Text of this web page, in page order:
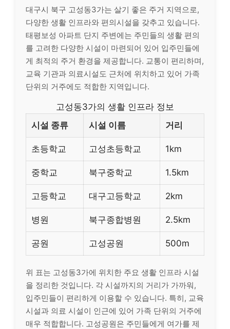
대구시 북구 고성동3가는 살기 좋은 주거 지역으로,
다양한 생활 인프라와 편의시설을 갖추고 있습니다.
태평보성 아파트 단지 주변에는 주민들의 생활 편의
를 고려한 다양한 시설이 마련되어 있어 입주민들에
게 최적의 주거 환경을 제공합니다. 교통이 편리하며,
교육 기관과 의료시설도 근처에 위치하고 있어 가족
단위의 거주에도 적합한 지역입니다.
고성동3가의 생활 인프라 정보
시설 종류
시설 이름 거리
초등학교 고성초등학교 1km
중학교 북구중학교 1.5km
고등학교 대구고등학교 2km
병원 북구종합병원 2.5km
공원 고성공원 500m
위 표는 고성동3가에 위치한 주요 생활 인프라 시설
을 정리한 것입니다. 각 시설까지의 거리가 가까워,
입주민들이 편리하게 이용할 수 있습니다. 특히, 교육
시설과 의료 시설이 인근에 있어 가족 단위의 거주에
매우 적합합니다. 고성공원은 주민들에게 여가를 제